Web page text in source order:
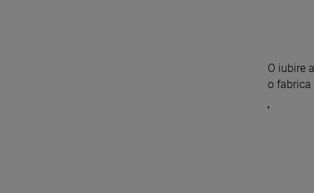
O iubire
o fabrica